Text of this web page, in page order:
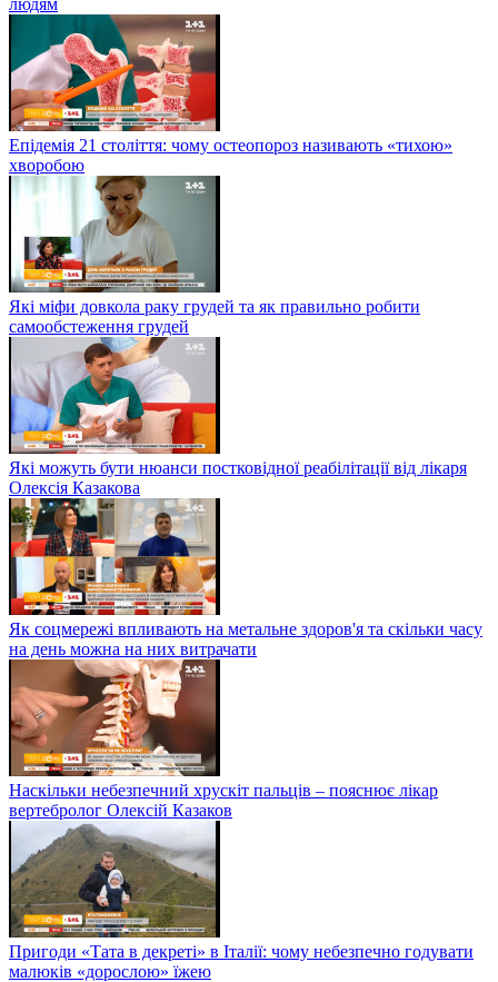
Епідемія 21 століття: чому остеопороз називають «тихою»
хворобою
Які міфи довкола раку грудей та як правильно робити
самообстеження грудей
Які можуть бути нюанси постковідної реабілітації від лікаря
Олексія Казакова
Як соцмережі впливають на метальне здоров'я та скільки часу
на день можна на них витрачати
Наскільки небезпечний хрускіт пальців – пояснює лікар
вертебролог Олексій Казаков
Пригоди «Тата в декреті» в Італії: чому небезпечно годувати
малюків «дорослою» їжею